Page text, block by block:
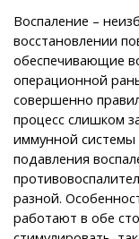
Воспаление –
восстановлении
обеспечивающие
операционной
совершенно
процесс слишком
иммунной системы
подавления
разной.
работают в обе